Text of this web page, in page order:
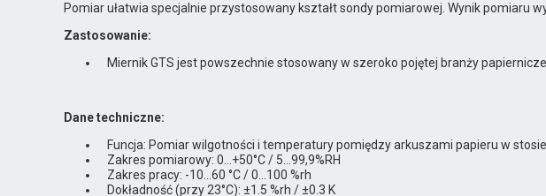
Pomiar ułatwia specjalnie przystosowany kształt sondy pomiarowej. Wynik pomiaru
Zastosowanie:
Miernik GTS jest powszechnie stosowany w szeroko pojętej branży
Dane techniczne:
Funcja: Pomiar wilgotności i temperatury pomiędzy arkuszami papieru w stosie
Zakres pomiarowy: 0…+50°C / 5…99,9%RH
Zakres pracy: -10…60 °C / 0…100 %rh
Dokładność (przy 23°C): ±1.5 %rh / ±0.3 K